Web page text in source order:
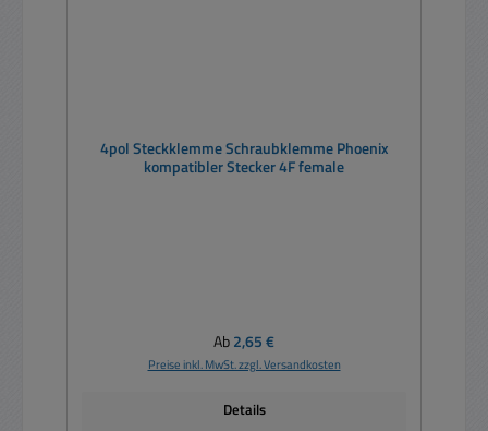
4pol Steckklemme Schraubklemme Phoenix
kompatibler Stecker 4F female
Regulärer Preis:
Ab2,65 €
Preise inkl. MwSt. zzgl. Versandkosten
Details